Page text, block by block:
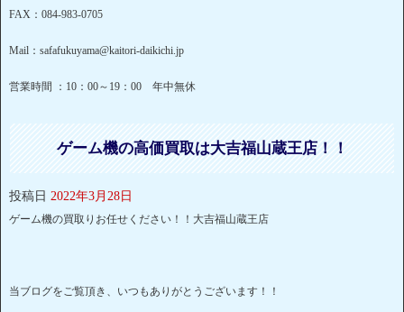
FAX：084-983-0705
Mail：safafukuyama@kaitori-daikichi.jp
営業時間 ：10：00～19：00 年中無休
ゲーム機の高価買取は大吉福山蔵王店！！
投稿日 2022年3月28日
ゲーム機の買取りお任せください！！大吉福山蔵王店
当ブログをご覧頂き、いつもありがとうございます！！